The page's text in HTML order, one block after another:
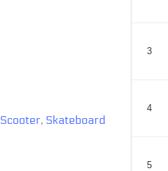
Skateboard
3
4
5